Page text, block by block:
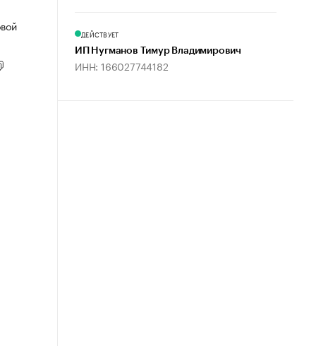
ДЕЙСТВУЕТ
ИП Нугманов Тимур Владимирович
ИНН: 166027744182